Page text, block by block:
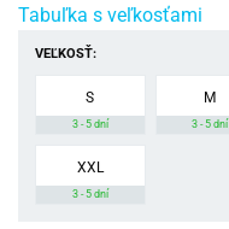
Tabuľka s veľkosťami
VEĽKOSŤ:
S
3 - 5 dní
M
3 - 5 dní
XXL
3 - 5 dní